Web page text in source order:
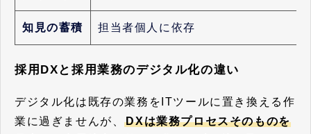
知見の蓄積 担当者個人に依存
採用DXと採用業務のデジタル化の違い
デジタル化は既存の業務をITツールに置き換える作
業に過ぎませんが、DXは業務プロセスそのものを